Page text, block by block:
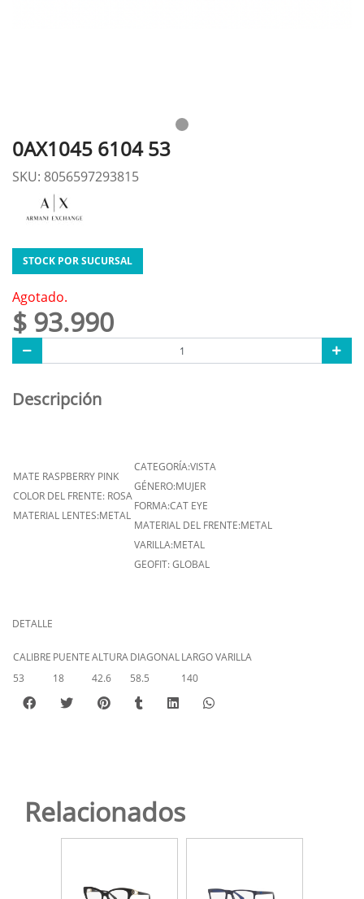
0AX1045 6104 53
SKU: 8056597293815
STOCK POR SUCURSAL
Agotado.
$ 93.990
Descripción
MATE RASPBERRY PINK
COLOR DEL FRENTE: ROSA
MATERIAL LENTES:METAL
CATEGORÍA:VISTA
GÉNERO:MUJER
FORMA:CAT EYE
MATERIAL DEL FRENTE:METAL
VARILLA:METAL
GEOFIT: GLOBAL
DETALLE
CALIBRE PUENTEALTURADIAGONALLARGO VARILLA
53
18 42.6 58.5 140
Relacionados